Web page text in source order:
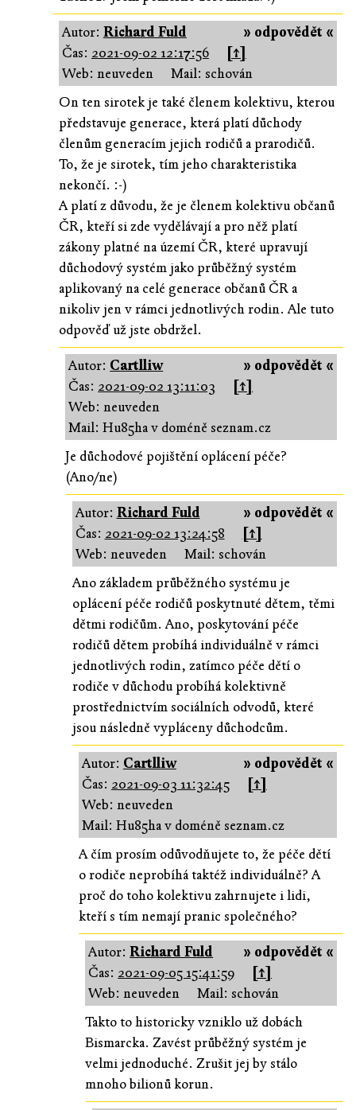
» odpovědět «
Autor: Richard Fuld
Čas: 2021-09-02 12:17:56
[↑]
Web: neuveden
Mail: schován
On ten sirotek je také členem kolektivu, kterou
představuje generace, která platí důchody
členům generacím jejich rodičů a prarodičů.
To, že je sirotek, tím jeho charakteristika
nekončí. :-)
A platí z důvodu, že je členem kolektivu občanů
ČR, kteří si zde vydělávají a pro něž platí
zákony platné na území ČR, které upravují
důchodový systém jako průběžný systém
aplikovaný na celé generace občanů ČR a
nikoliv jen v rámci jednotlivých rodin. Ale tuto
odpověď už jste obdržel.
» odpovědět «
Autor: Cartlliw
Čas: 2021-09-02 13:11:03
[↑]
Web: neuveden
Mail: Hu85ha v doméně seznam.cz
Je důchodové pojištění oplácení péče?
(Ano/ne)
» odpovědět «
Autor: Richard Fuld
Čas: 2021-09-02 13:24:58
[↑]
Web: neuveden
Mail: schován
Ano základem průběžného systému je
oplácení péče rodičů poskytnuté dětem, těmi
dětmi rodičům. Ano, poskytování péče
rodičů dětem probíhá individuálně v rámci
jednotlivých rodin, zatímco péče dětí o
rodiče v důchodu probíhá kolektivně
prostřednictvím sociálních odvodů, které
jsou následně vypláceny důchodcům.
» odpovědět «
Autor: Cartlliw
Čas: 2021-09-03 11:32:45
[↑]
Web: neuveden
Mail: Hu85ha v doméně seznam.cz
A čím prosím odůvodňujete to, že péče dětí
o rodiče neprobíhá taktéž individuálně? A
proč do toho kolektivu zahrnujete i lidi,
kteří s tím nemají pranic společného?
» odpovědět «
Autor:Richard Fuld
Čas: 2021-09-05 15:41:59
[↑]
Web: neuveden
Mail: schován
Takto to historicky vzniklo už dobách
Bismarcka. Zavést průběžný systém je
velmi jednoduché. Zrušit jej by stálo
mnoho bilionů korun.